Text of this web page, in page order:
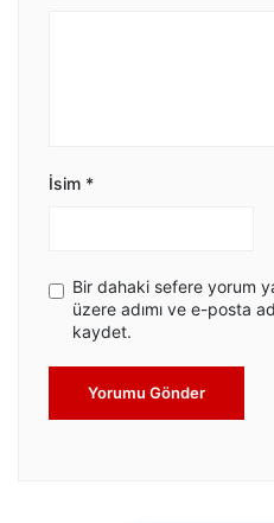
İsim *
Bir dahaki sefere yorum
üzere adımı ve e-posta
kaydet.
Yorumu Gönder